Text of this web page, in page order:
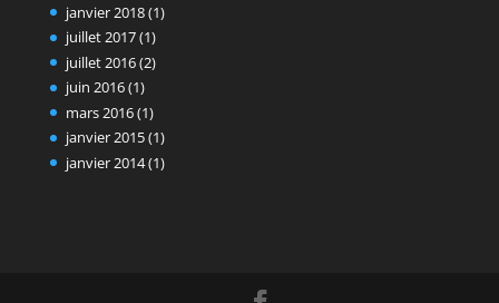
janvier 2018(1)
juillet 2017(1)
juillet 2016(2)
juin 2016(1)
mars 2016(1)
janvier 2015(1)
janvier 2014(1)